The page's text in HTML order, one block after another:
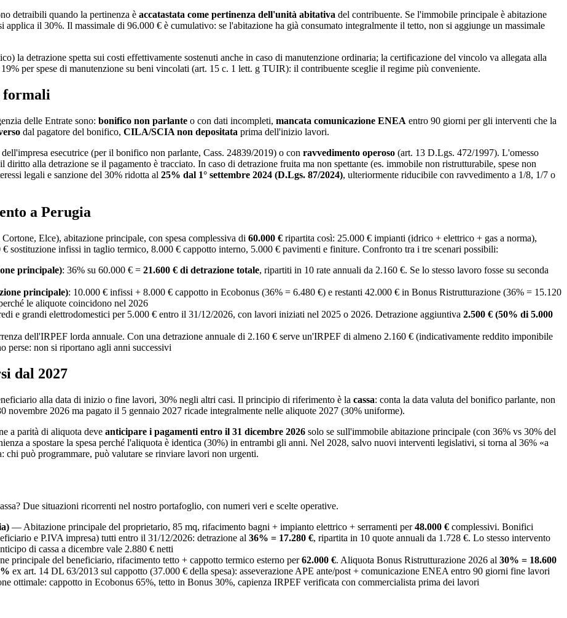
detraibili quando la pertinenza è accatastata come pertinenza dell'unità abitativa del contribuente. Se l'immobile principale è abitazione
il 30%. Il massimale di 96.000 € è cumulativo: se l'abitazione ha già consumato integralmente il tetto, non si aggiunge un massimale
la detrazione spetta sui costi effettivamente sostenuti anche in caso di manutenzione ordinaria; la certificazione del vincolo va allegata alla
per spese di manutenzione su beni vincolati (art. 15 c. 1 lett. g TUIR): il contribuente sceglie il regime più conveniente.
formali
delle Entrate sono: bonifico non parlante o con dati incompleti, mancata comunicazione ENEA entro 90 giorni per gli interventi che la
dal pagatore del bonifico, CILA/SCIA non depositata prima dell'inizio lavori.
dell'impresa esecutrice (per il bonifico non parlante, Cass. 24839/2019) o con ravvedimento operoso (art. 13 D.Lgs. 472/1997). L'omesso
alla detrazione se il pagamento è tracciato. In caso di detrazione fruita ma non spettante (es. immobile non ristrutturabile, spese non
legali e sanzione del 30% ridotta al 25% dal 1° settembre 2024 (D.Lgs. 87/2024), ulteriormente riducibile con ravvedimento a 1/8, 1/7 o
a Perugia
Elce), abitazione principale, con spesa complessiva di 60.000 € ripartita così: 25.000 € impianti (idrico + elettrico + gas a norma),
sostituzione infissi in taglio termico, 8.000 € cappotto interno, 5.000 € pavimenti e finiture. Confronto tra i tre scenari possibili:
principale): 36% su 60.000 € = 21.600 € di detrazione totale, ripartiti in 10 rate annuali da 2.160 €. Se lo stesso lavoro fosse su seconda
principale): 10.000 € infissi + 8.000 € cappotto in Ecobonus (36% = 6.480 €) e restanti 42.000 € in Bonus Ristrutturazione (36% = 15.120
le aliquote coincidono nel 2026
e grandi elettrodomestici per 5.000 € entro il 31/12/2026, con lavori iniziati nel 2025 o 2026. Detrazione aggiuntiva 2.500 € (50% di 5.000
dell'IRPEF lorda annuale. Con una detrazione annuale di 2.160 € serve un'IRPEF di almeno 2.160 € (indicativamente reddito imponibile
perse: non si riportano agli anni successivi
dal 2027
alla data di inizio o fine lavori, 30% negli altri casi. Il principio di riferimento è la cassa: conta la data valuta del bonifico parlante, non
2026 ma pagato il 5 gennaio 2027 ricade integralmente nelle aliquote 2027 (30% uniforme).
a parità di aliquota deve anticipare i pagamenti entro il 31 dicembre 2026 solo se sull'immobile abitazione principale (con 36% vs 30% del
a spostare la spesa perché l'aliquota è identica (30%) in entrambi gli anni. Nel 2028, salvo nuovi interventi legislativi, si torna al 36% «a
può programmare, può valutare se rinviare lavori non urgenti.
Due situazioni ricorrenti nel nostro portafoglio, con numeri veri e scelte operative.
— Abitazione principale del proprietario, 85 mq, rifacimento bagni + impianto elettrico + serramenti per48.000 € complessivi. Bonifici
e P.IVA impresa) tutti entro il 31/12/2026: detrazione al 36% = 17.280 €, ripartita in 10 quote annuali da 1.728 €. Lo stesso intervento
di cassa a dicembre vale 2.880 € netti
principale del beneficiario, rifacimento tetto + cappotto termico esterno per62.000 €. Aliquota Bonus Ristrutturazione 2026 al 30% = 18.600
ex art. 14 DL 63/2013 sul cappotto (37.000 € della spesa): asseverazione APE ante/post + comunicazione ENEA entro 90 giorni fine lavori
ottimale: cappotto in Ecobonus 65%, tetto in Bonus 30%, capienza IRPEF verificata con commercialista prima dei lavori